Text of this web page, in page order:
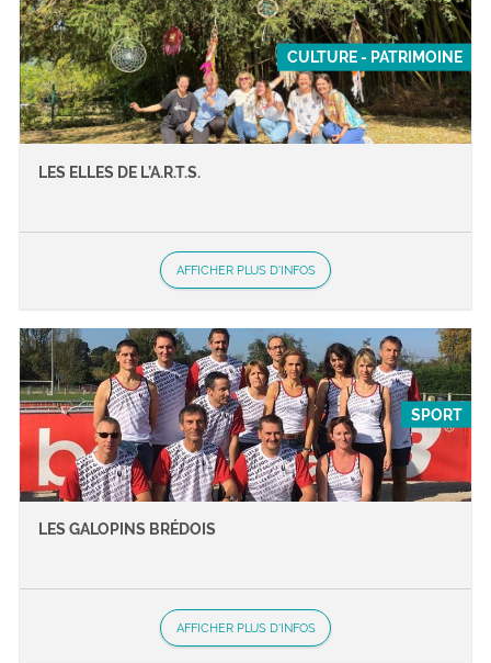
CULTURE - PATRIMOINE
LES ELLES DE L’A.R.T.S.
AFFICHER PLUS D'INFOS
SPORT
LES GALOPINS BRÉDOIS
AFFICHER PLUS D'INFOS